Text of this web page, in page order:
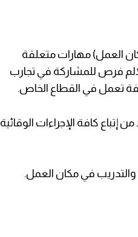
العمل) مهارات متعلقة
فرص للمشاركة في تجارب
تعمل في القطاع الخاص.
إتباع كافة الإجراءات الوقائية
في مكان العمل.